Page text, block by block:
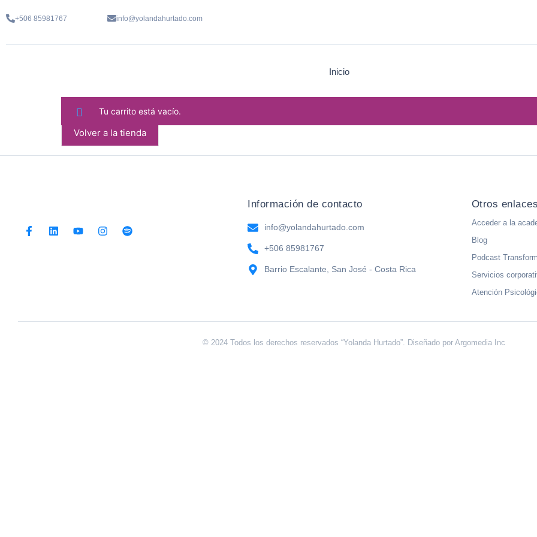
+506 85981767 info@yolandahurtado.com
Inicio
Tu carrito está vacío.
Volver a la tienda
Información de contacto
info@yolandahurtado.com
+506 85981767
Barrio Escalante, San José - Costa Rica
Otros enlaces
Acceder a la
Blog
Podcast
Servicios
Atención
© 2024 Todos los derechos reservados “Yolanda Hurtado”. Diseñado por Argomedia Inc